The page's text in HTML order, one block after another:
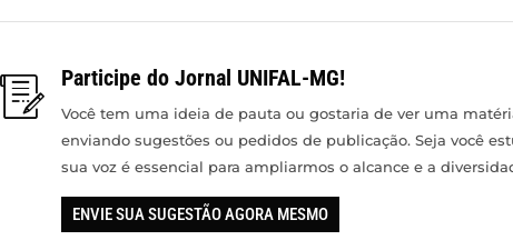
Participe do Jornal UNIFAL-MG!
Você tem uma ideia de pauta ou gostaria de ver uma
enviando sugestões ou pedidos de publicação. Seja você
sua voz é essencial para ampliarmos o alcance e a
ENVIE SUA SUGESTÃO AGORA MESMO